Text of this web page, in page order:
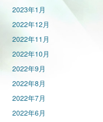
2023年1月
2022年12月
2022年11月
2022年10月
2022年9月
2022年8月
2022年7月
2022年6月